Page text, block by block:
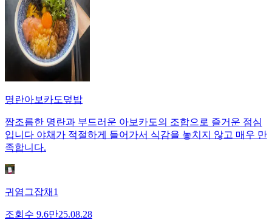
명란아보카도덮밥
짭조름한 명란과 부드러운 아보카도의 조합으로 즐거운 점심
입니다 야채가 적절하게 들어가서 식감을 놓치지 않고 매우 만
족합니다.
귀염그잡채1
조회수 9.6만25.08.28